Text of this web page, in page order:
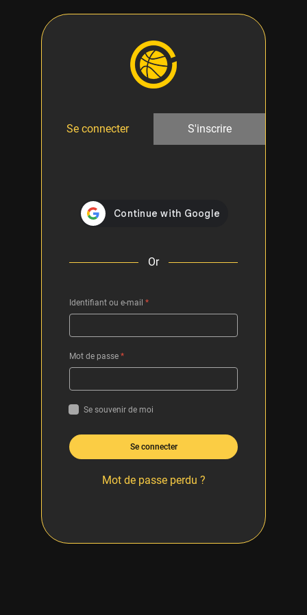
Se connecter S'inscrire
Or
Identifiant ou e-mail *
Mot de passe *
Se souvenir de moi
Se connecter
Mot de passe perdu ?